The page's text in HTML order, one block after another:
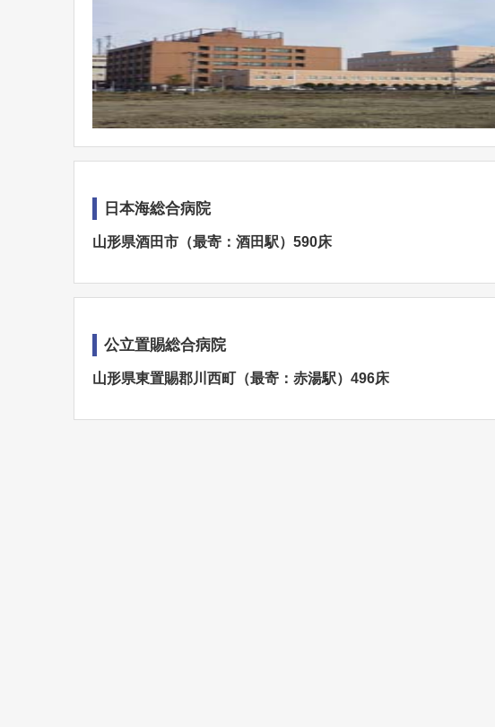
日本海総合病院
山形県酒田市（最寄：酒田駅）590床
公立置賜総合病院
山形県東置賜郡川西町（最寄：赤湯駅）496床